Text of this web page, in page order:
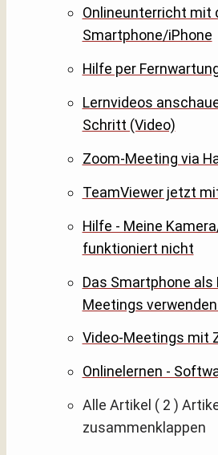
Onlineunterricht mit
Smartphone/iPhone
Hilfe per
Lernvideos
Schritt (Video)
Zoom-Meeting via
TeamViewer jetzt
Hilfe - Meine
funktioniert nicht
Das Smartphone als
Meetings
Video-Meetings mit
Onlinelernen -
Alle Artikel ( 2 )
zusammenklappen